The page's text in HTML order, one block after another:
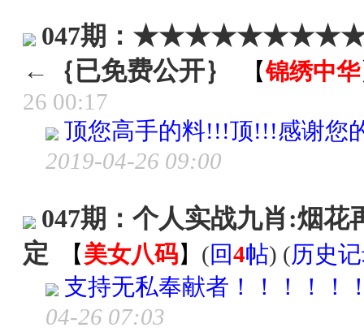
047期：
←｛已免费公开｝
【锦绣中华
26 00:17
顶您高手的料!!!顶!!!感谢您
2019-04-26 09:00
047期：个人实战九肖:烟花
定
【美女八码】 (回4帖) (历史
支持无私奉献者！！！！！
04-26 07:03